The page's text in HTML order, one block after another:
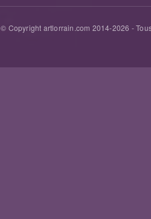
© Copyright artlorrain.com 2014-2026 -